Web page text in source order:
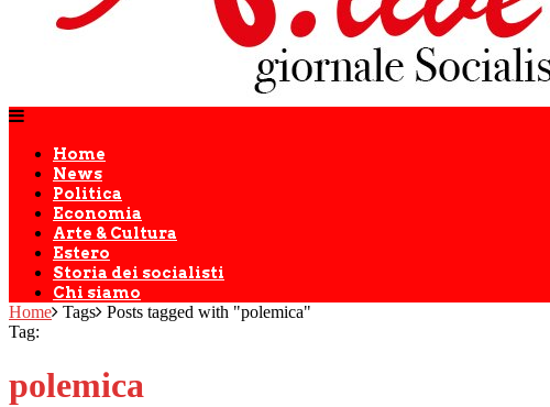
Home
News
Politica
Economia
Arte & Cultura
Estero
Storia dei socialisti
Chi siamo
Home Tags Posts tagged with "polemica"
Tag:
polemica